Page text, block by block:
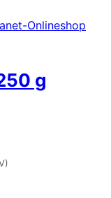
g